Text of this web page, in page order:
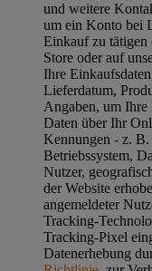
und weitere
um ein Konto bei
Einkauf zu
Store oder auf
Ihre
Lieferdatum,
Angaben, um Ihre
Daten über Ihr
Kennungen - z.
Betriebssystem,
Nutzer,
der Website
angemeldeter
Tracking-
Tracking-Pixel
Datenerhebung